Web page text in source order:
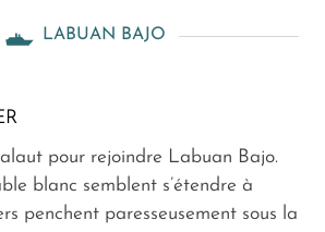
LABUAN BAJO
pour rejoindre Labuan Bajo.
blanc semblent s’étendre à
penchent paresseusement sous la